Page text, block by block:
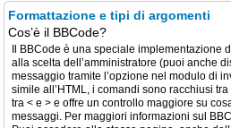
Formattazione e tipi di argomenti
Cos’è il BBCode?
Il BBCode è una speciale implementazione
alla scelta dell’amministratore (puoi anche
messaggio tramite l’opzione nel modulo di
simile all’HTML, i comandi sono racchiusi
tra < e > e offre un controllo maggiore su
messaggi. Per maggiori informazioni sul